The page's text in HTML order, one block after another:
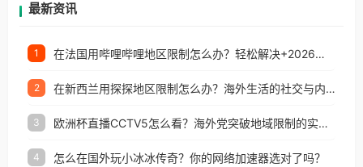
最新资讯
1 在法国用哔哩哔哩地区限制怎么办？轻松解决+2026世界杯看球攻略
2 在新西兰用探探地区限制怎么办？海外生活的社交与内容之困
3 欧洲杯直播CCTV5怎么看？海外党突破地域限制的实用指南
4 怎么在国外玩小冰冰传奇？你的网络加速器选对了吗？